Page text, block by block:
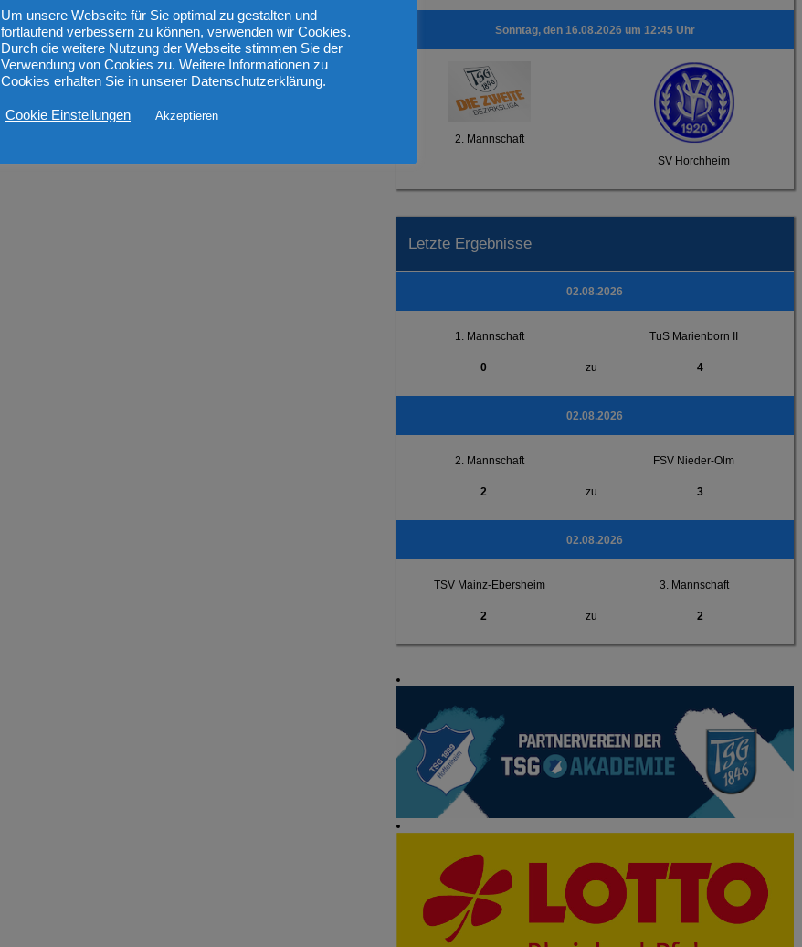
Sonntag, den 16.08.2026 um 12:45 Uhr
2. Mannschaft
SV Horchheim
Letzte Ergebnisse
02.08.2026
1. Mannschaft TuS Marienborn II
0 zu 4
02.08.2026
2. Mannschaft FSV Nieder-Olm
2 zu 3
02.08.2026
TSV Mainz-Ebersheim 3. Mannschaft
2 zu 2
Um unsere Webseite für Sie optimal zu gestalten und
fortlaufend verbessern zu können, verwenden wir Cookies.
Durch die weitere Nutzung der Webseite stimmen Sie der
Verwendung von Cookies zu. Weitere Informationen zu
Cookies erhalten Sie in unserer Datenschutzerklärung.
Cookie Einstellungen Akzeptieren